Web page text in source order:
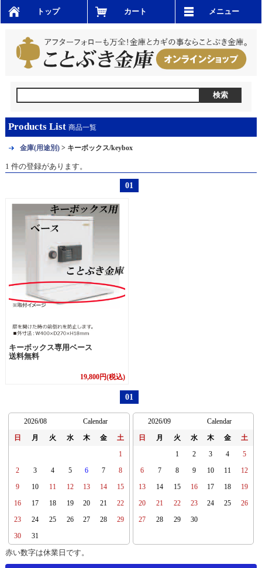
トップ カート メニュー
Products List 商品一覧
金庫(用途別)> キーボックス/keybox
1 件の登録があります。
01
キーボックス専用ベース
送料無料
19,800円(税込)
01
2026/08 Calendar
日 月 火 水 木 金 土
1
2 3 4 5 6 7 8
9 10 11 12 13 14 15
16 17 18 19 20 21 22
23 24 25 26 27 28 29
30 31
2026/09 Calendar
日 月 火 水 木 金 土
1 2 3 4 5
6 7 8 9 10 11 12
13 14 15 16 17 18 19
20 21 22 23 24 25 26
27 28 29 30
赤い数字は休業日です。